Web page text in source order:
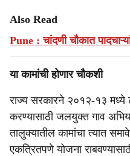
Also Read
Pune : चांदणी चौकात
या कामांची होणार चौकशी
राज्य सरकारने २०१२-१३ मध्ये
करण्यासाठी जलयुक्त गाव
तालुक्यातील कामांचा त्यात
एकत्रितपणे योजना